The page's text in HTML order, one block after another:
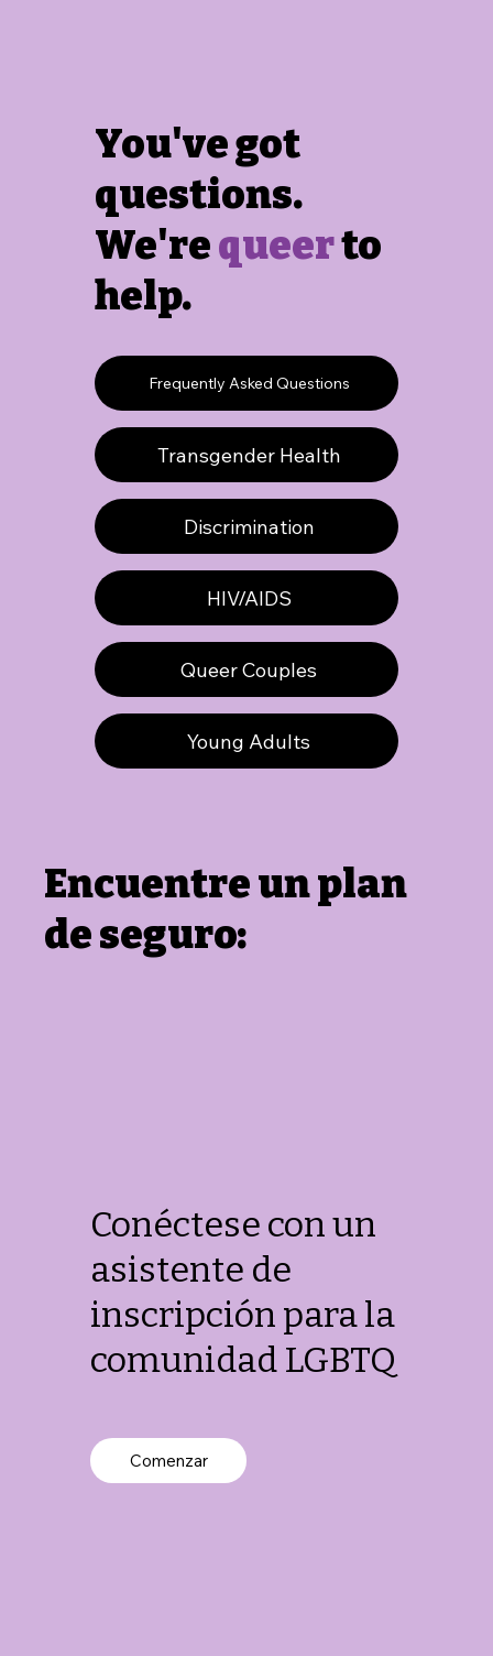
You've got
questions.
We'requeerto
help.
Frequently Asked Questions
Transgender Health
Discrimination
HIV/AIDS
Queer Couples
Young Adults
Encuentre un plan
de seguro:
Conéctese con un
asistente de
inscripción para la
comunidad LGBTQ
Comenzar